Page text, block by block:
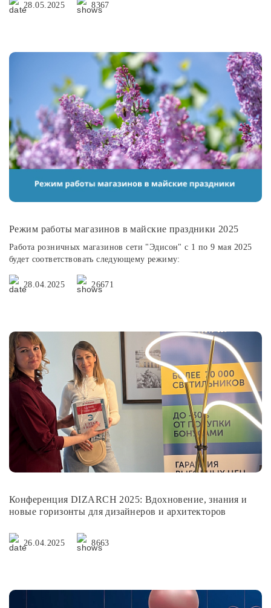
28.05.2025 8367
Режим работы магазинов в майские праздники 2025
Работа розничных магазинов сети "Эдисон" с 1 по 9 мая 2025
будет соответствовать следующему режиму:
28.04.2025 26671
Конференция DIZARCH 2025: Вдохновение, знания и
новые горизонты для дизайнеров и архитекторов
26.04.2025 8663